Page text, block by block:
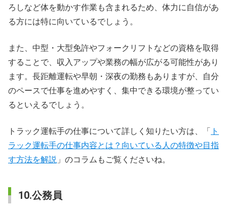
ろしなど体を動かす作業も含まれるため、体力に自信があ
る方には特に向いているでしょう。
また、中型・大型免許やフォークリフトなどの資格を取得
することで、収入アップや業務の幅が広がる可能性があり
ます。長距離運転や早朝・深夜の勤務もありますが、自分
のペースで仕事を進めやすく、集中できる環境が整ってい
るといえるでしょう。
トラック運転手の仕事について詳しく知りたい方は、「
ト
ラック運転手の仕事内容とは？向いている人の特徴や目指
す方法を解説 」のコラムもご覧くださいね。
10.公務員